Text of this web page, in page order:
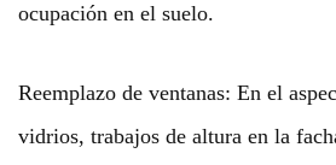
ocupación en el suelo.
Reemplazo de ventanas: En el
vidrios, trabajos de altura en la